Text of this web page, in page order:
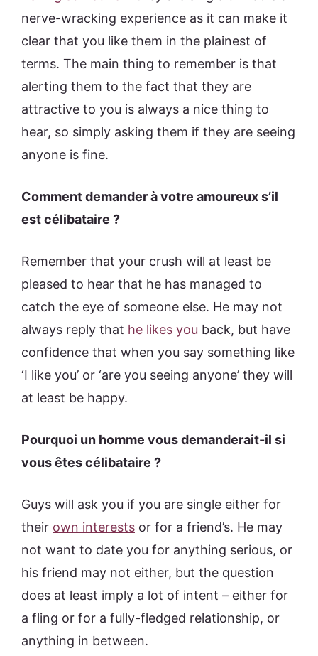
nerve-wracking experience as it can make it
clear that you like them in the plainest of
terms. The main thing to remember is that
alerting them to the fact that they are
attractive to you is always a nice thing to
hear, so simply asking them if they are seeing
anyone is fine.
Comment demander à votre amoureux s’il
est célibataire ?
Remember that your crush will at least be
pleased to hear that he has managed to
catch the eye of someone else. He may not
always reply that he likes you back, but have
confidence that when you say something like
‘I like you’ or ‘are you seeing anyone’ they will
at least be happy.
Pourquoi un homme vous demanderait-il si
vous êtes célibataire ?
Guys will ask you if you are single either for
their own interests or for a friend’s. He may
not want to date you for anything serious, or
his friend may not either, but the question
does at least imply a lot of intent – either for
a fling or for a fully-fledged relationship, or
anything in between.